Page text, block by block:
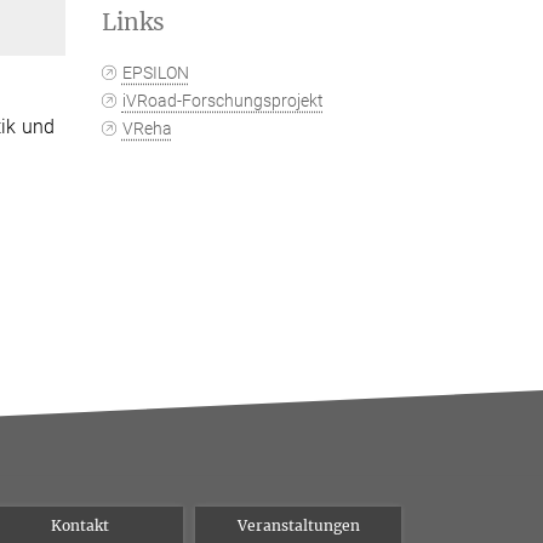
und
Links
EPSILON
iVRoad-Forschungsprojekt
VReha
Kontakt Veranstaltungen